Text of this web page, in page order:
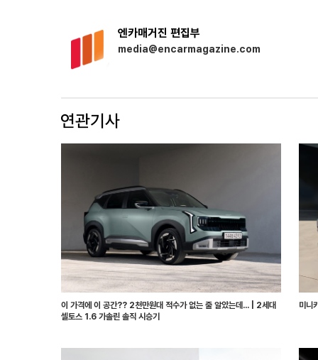
엔카매거진 편집부
media@encarmagazine.com
이 가격에 이 공간?? 2천만원대 적수가 없는 줄 알았는데... | 2세대
셀토스 1.6 가솔린 솔직 시승기
미니